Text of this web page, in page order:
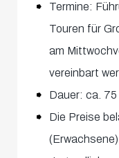
Termine:
Touren für
am
vereinbart
Dauer: ca. 75
Die Preise